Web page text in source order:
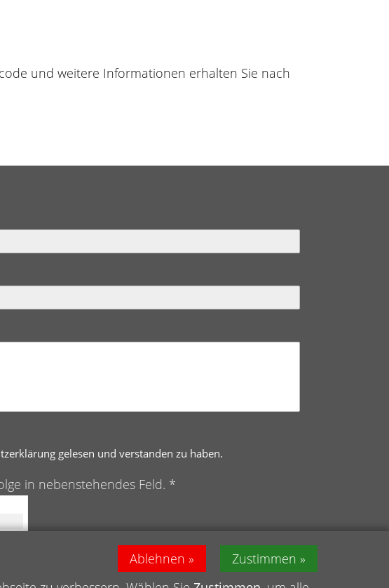
Ablehnen
Zustimmen
und weitere Informationen erhalten Sie nach
gelesen und verstanden zu haben.
in nebenstehendes Feld. *